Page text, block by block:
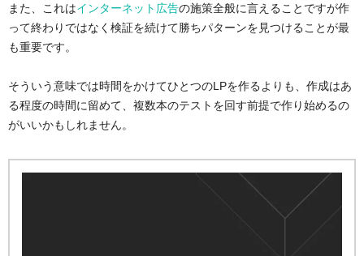
また、これはインターネット広告の施策全般に言えることですが作
って終わりではなく検証を続けて勝ちパターンを見つけることが最
も重要です。
そういう意味では時間をかけてひとつのLPを作るよりも、作成はあ
る程度の時間に留めて、複数本のテストを回す前提で作り始めるの
がいいかもしれません。